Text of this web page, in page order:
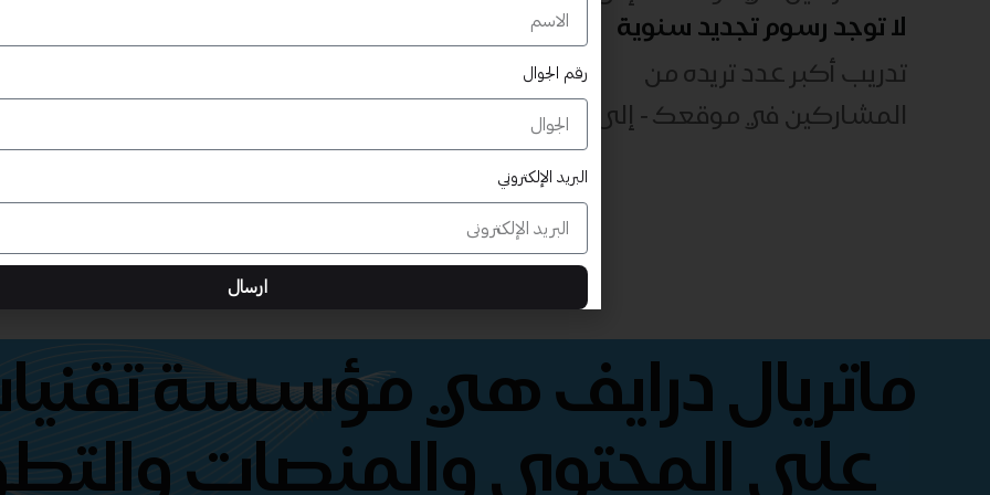
لا توجد رسوم تجديد سنوية
تدريب أكبر عدد تريده من
المشاركين في موقعك - ​​إلى الأبد!
ماتريال درايف هي مؤسسة
على المحتوى والمنصات
رقم الجوال
البريد الإلكتروني
ارسال